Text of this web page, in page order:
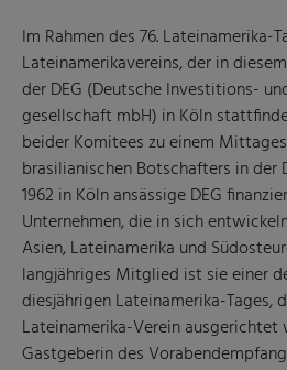
Im Rahmen des 76. Lateinamerika-
Lateinamerikavereins, der in
der DEG (Deutsche Investitions-
gesellschaft mbH) in Köln
beider Komitees zu einem
brasilianischen Botschafters in der
1962 in Köln ansässige DEG
Unternehmen, die in sich
Asien, Lateinamerika und
langjähriges Mitglied ist sie einer
diesjährigen Lateinamerika-Tages,
Lateinamerika-Verein
Gastgeberin des